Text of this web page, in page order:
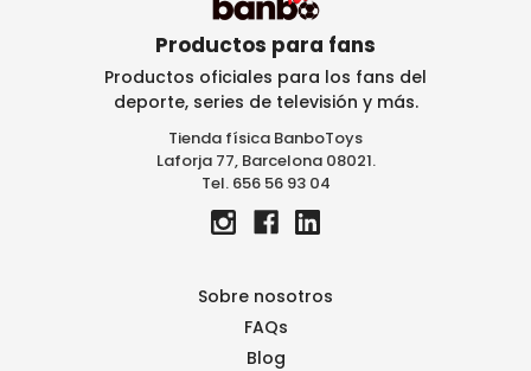
Productos para fans
Productos oficiales para los fans del
deporte, series de televisión y más.
Tienda física BanboToys
Laforja 77, Barcelona 08021.
Tel. 656 56 93 04
Sobre nosotros
FAQs
Blog
e